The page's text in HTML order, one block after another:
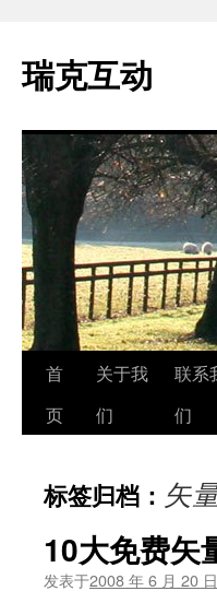
瑞克互动
跳
至
文
首
页
关于我
们
联系
们
标签归档： 矢
10大免费矢
发表于2008 年 6 月 20 日